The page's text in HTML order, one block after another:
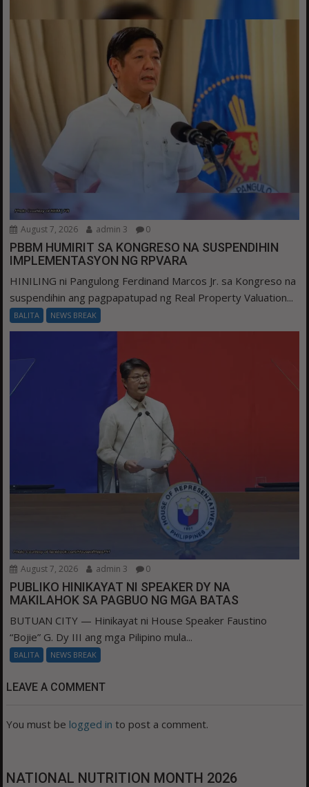
August 7, 2026 admin 3 0
PBBM HUMIRIT SA KONGRESO NA SUSPENDIHIN
IMPLEMENTASYON NG RPVARA
HINILING ni Pangulong Ferdinand Marcos Jr. sa Kongreso na
suspendihin ang pagpapatupad ng Real Property Valuation...
BALITA NEWS BREAK
August 7, 2026 admin 3 0
PUBLIKO HINIKAYAT NI SPEAKER DY NA
MAKILAHOK SA PAGBUO NG MGA BATAS
BUTUAN CITY — Hinikayat ni House Speaker Faustino
“Bojie” G. Dy III ang mga Pilipino mula...
BALITA NEWS BREAK
LEAVE A COMMENT
You must be logged in to post a comment.
NATIONAL NUTRITION MONTH 2026